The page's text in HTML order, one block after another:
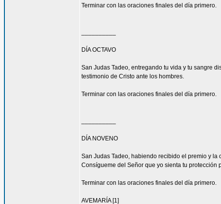
Terminar con las oraciones finales del día primero.
DÍA OCTAVO
San Judas Tadeo, entregando tu vida y tu sangre
testimonio de Cristo ante los hombres.
Terminar con las oraciones finales del día primero.
DÍA NOVENO
San Judas Tadeo, habiendo recibido el premio y
Consígueme del Señor que yo sienta tu
Terminar con las oraciones finales del día primero.
AVEMARÍA [1]